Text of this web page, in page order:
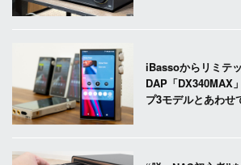
iBassoからリミテ
DAP「DX340MAX
プ3モデルとあわせ